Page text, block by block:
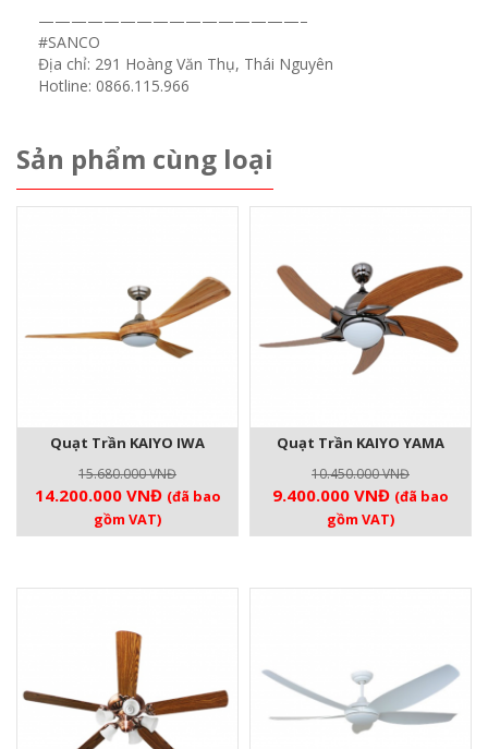
————————————————–
#SANCO
Địa chỉ: 291 Hoàng Văn Thụ, Thái Nguyên
Hotline: 0866.115.966
Sản phẩm cùng loại
Quạt Trần KAIYO IWA
15.680.000VNĐ
Giá
là:
14.200.000 VNĐGiá
hiện
tại
14.200.000 VNĐ.
(đã bao
gồm VAT)
Quạt Trần KAIYO YAMA
10.450.000VNĐ
Giá
là:
9.400.000 VNĐGiá
hiện
tại
9.400.000
(đã bao
gồm VAT)